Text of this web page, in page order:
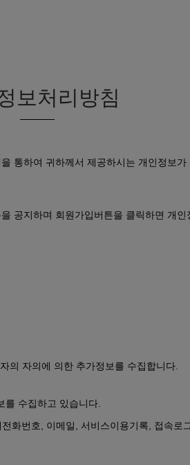
보처리방침
통하여 귀하께서 제공하시는 개인정보
공지하며 회원가입버튼을 클릭하면 개
의 자의에 의한 추가정보를 수집합니다.
수집하고 있습니다.
화번호, 이메일, 서비스이용기록, 접속로